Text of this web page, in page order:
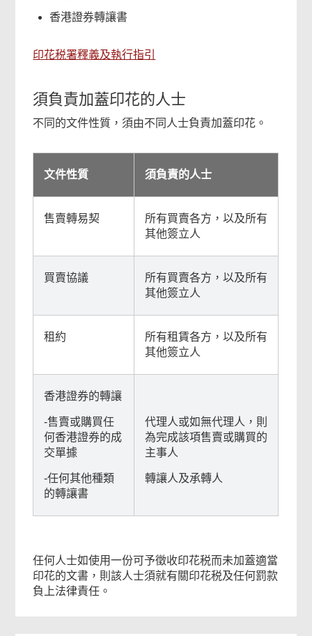
香港證券轉讓書
印花税署釋義及執行指引
須負責加蓋印花的人士
不同的文件性質，須由不同人士負責加蓋印花。
文件性質 須負責的人士
售賣轉易契
所有買賣各方，以及所有
其他簽立人
買賣協議
所有買賣各方，以及所有
其他簽立人
租約
所有租賃各方，以及所有
其他簽立人
香港證券的轉讓
-售賣或購買任
何香港證券的成
交單據
-任何其他種類
的轉讓書
代理人或如無代理人，則
為完成該項售賣或購買的
主事人
轉讓人及承轉人
任何人士如使用一份可予徵收印花税而未加蓋適當
印花的文書，則該人士須就有關印花税及任何罰款
負上法律責任。